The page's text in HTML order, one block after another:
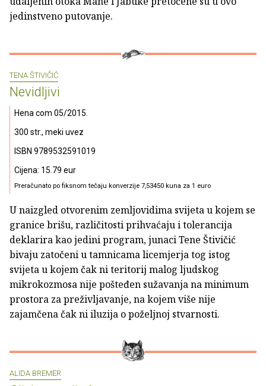
jedinstveno putovanje.
TENA ŠTIVIČIĆ
Nevidljivi
Hena com 05/2015.
300 str., meki uvez
ISBN 9789532591019
Cijena: 15.79 eur
Preračunato po fiksnom tečaju konverzije 7,53450 kuna za 1 euro
U naizgled otvorenim zemljovidima svijeta u kojem se
granice brišu, različitosti prihvaćaju i tolerancija
deklarira kao jedini program, junaci Tene Štivičić
bivaju zatočeni u tamnicama licemjerja tog istog
svijeta u kojem čak ni teritorij malog ljudskog
mikrokozmosa nije pošteđen sužavanja na minimum
prostora za preživljavanje, na kojem više nije
zajamčena čak ni iluzija o poželjnoj stvarnosti.
ALIDA BREMER